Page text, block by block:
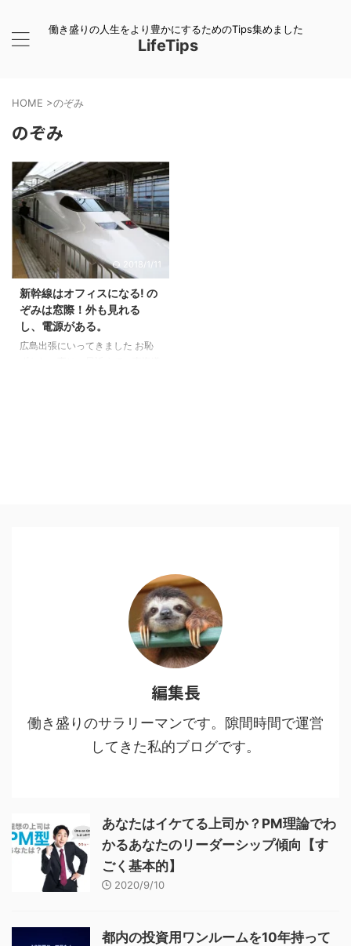
働き盛りの人生をより豊かにするためのTips集めました
LifeTips
HOME >のぞみ
のぞみ
2018/1/11
新幹線はオフィスになる! の
ぞみは窓際！外も見れる
し、電源がある。
広島出張にいってきました お恥
編集長
働き盛りのサラリーマンです。隙間時間で運営
してきた私的ブログです。
あなたはイケてる上司か？PM理論でわ
かるあなたのリーダーシップ傾向【す
ごく基本的】
2020/9/10
都内の投資用ワンルームを10年持って